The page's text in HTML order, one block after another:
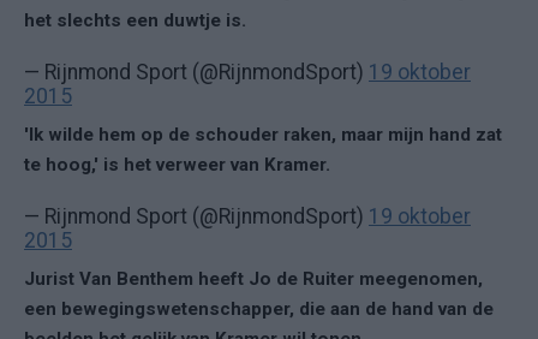
het slechts een duwtje is.
— Rijnmond Sport (@RijnmondSport) 19 oktober
2015
'Ik wilde hem op de schouder raken, maar mijn hand zat
te hoog,' is het verweer van Kramer.
— Rijnmond Sport (@RijnmondSport) 19 oktober
2015
Jurist Van Benthem heeft Jo de Ruiter meegenomen,
een bewegingswetenschapper, die aan de hand van de